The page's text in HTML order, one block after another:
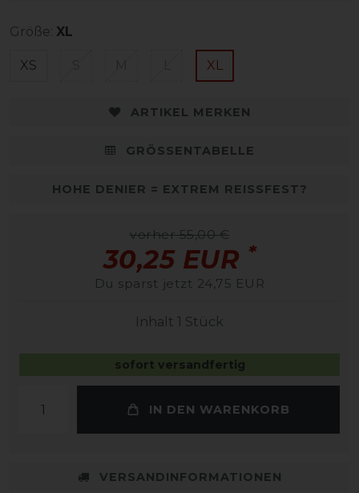
Größe: XL
XS XL
ARTIKEL MERKEN
GRÖSSENTABELLE
HOHE DENIER = EXTREM REISSFEST?
vorher 55,00 €
30,25 EUR *
Du sparst jetzt 24,75 EUR
Inhalt 1 Stück
sofort versandfertig
IN DEN WARENKORB
VERSANDINFORMATIONEN